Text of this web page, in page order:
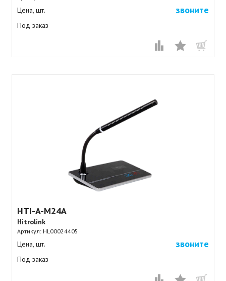
Цена, шт. звоните
Под заказ
HTI-A-M24A
Hitrolink
Артикул: HL00024405
Цена, шт. звоните
Под заказ